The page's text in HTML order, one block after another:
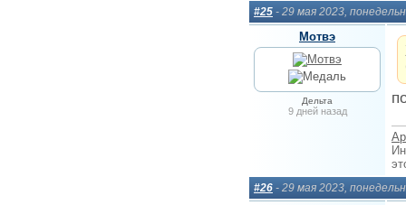
#25 - 29 мая 2023,
Мотвэ
Дельта
9 дней назад
#26 - 29 мая 2023,